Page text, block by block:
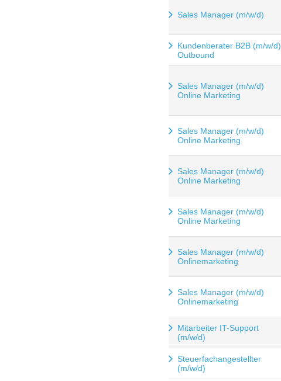
Sales Manager (m/w/d)
Kundenberater B2B (m/w/d)
Outbound
Sales Manager (m/w/d)
Online Marketing
Sales Manager (m/w/d)
Online Marketing
Sales Manager (m/w/d)
Online Marketing
Sales Manager (m/w/d)
Online Marketing
Sales Manager (m/w/d)
Onlinemarketing
Sales Manager (m/w/d)
Onlinemarketing
Mitarbeiter IT-Support
(m/w/d)
Steuerfachangestellter
(m/w/d)